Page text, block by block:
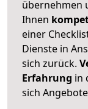
übernehmen
Ihnen
einer
Dienste in
sich zurück.
Erfahrung in
sich